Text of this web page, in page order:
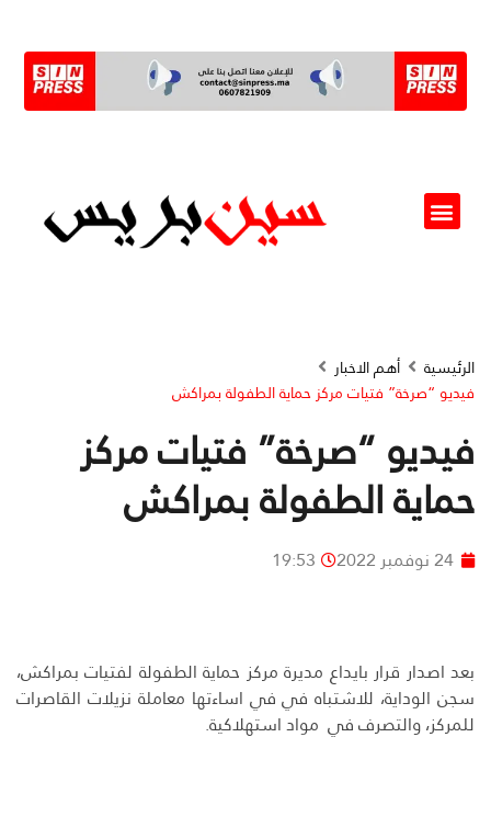
الرئيسية
أهم الاخبار
فيديو “صرخة” فتيات مركز حماية الطفولة بمراكش
فيديو “صرخة” فتيات مركز
حماية الطفولة بمراكش
24 نوفمبر 2022 19:53
بعد اصدار قرار بايداع مديرة مركز حماية الطفولة لفتيات بمراكش،
سجن الوداية، للاشتباه في في اساءتها معاملة نزيلات القاصرات
للمركز، والتصرف في مواد استهلاكية.